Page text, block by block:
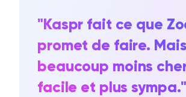
"Kaspr fait ce que
promet de faire.
beaucoup moins
facile et plus sympa."